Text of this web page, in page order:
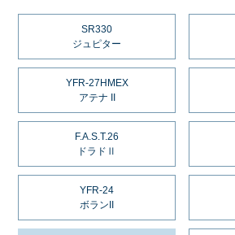
SR330
ジュピター
YFR-27HMEX
アテナ II
F.A.S.T.26
ドラドⅡ
YFR-24
ボランII